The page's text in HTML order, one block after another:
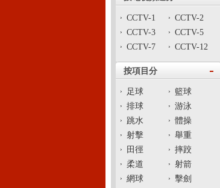
CCTV-1
CCTV-2
CCTV-3
CCTV-5
CCTV-7
CCTV-12
按項目分
足球
籃球
排球
游泳
跳水
體操
射擊
舉重
田徑
摔跤
柔道
射箭
網球
擊劍